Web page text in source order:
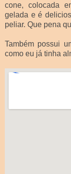
cone, colocada
gelada e é
peliar. Que pena
Também possui
como eu já tinha